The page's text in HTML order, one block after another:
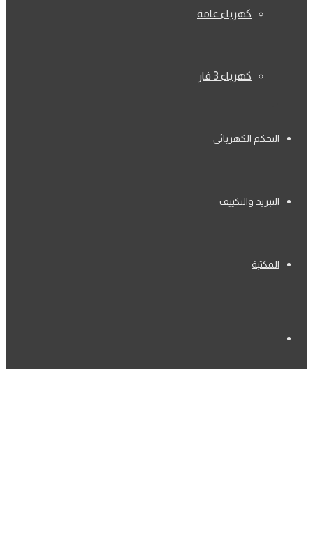
كهرباء عامة
كهرباء 3 فاز
التحكم الكهربائي
التبريد والتكييف
المكتبة